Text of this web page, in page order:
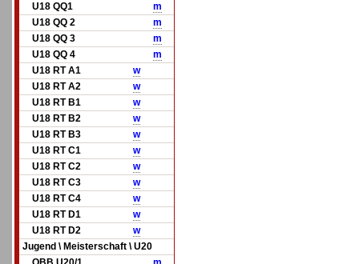
U18 QQ1
m
U18 QQ 2
m
U18 QQ 3
m
U18 QQ 4
m
U18 RT A1
w
U18 RT A2
w
U18 RT B1
w
U18 RT B2
w
U18 RT B3
w
U18 RT C1
w
U18 RT C2
w
U18 RT C3
w
U18 RT C4
w
U18 RT D1
w
U18 RT D2
w
Jugend \ Meisterschaft \ U20